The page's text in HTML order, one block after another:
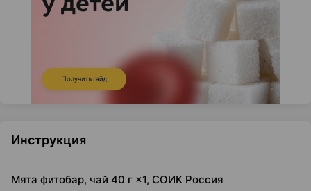
Инструкция
Мята фитобар, чай 40 г ×1, СОИК Россия